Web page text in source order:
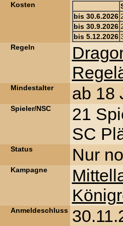
Kosten
bis 30.6.2026
bis 30.9.2026
bis 5.12.2026
Regeln
Mindestalter ab 18
Spieler/NSC
21
SC
Status Nur
Kampagne
Anmeldeschluss